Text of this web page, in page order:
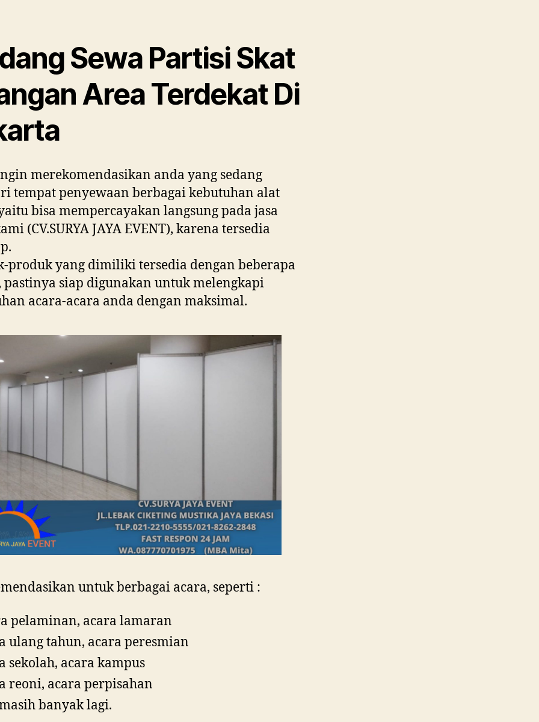
Sewa Partisi Skat
Area Terdekat Di
merekomendasikan anda yang sedang
tempat penyewaan berbagai kebutuhan alat
bisa mempercayakan langsung pada jasa
(CV.SURYA JAYA EVENT), karena tersedia
produk yang dimiliki tersedia dengan beberapa
pastinya siap digunakan untuk melengkapi
acara-acara anda dengan maksimal.
untuk berbagai acara, seperti :
pelaminan, acara lamaran
ulang tahun, acara peresmian
sekolah, acara kampus
reoni, acara perpisahan
banyak lagi.